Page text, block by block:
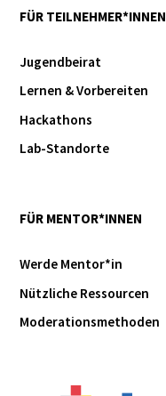
FÜR TEILNEHMER*INNEN
Jugendbeirat
Lernen & Vorbereiten
Hackathons
Lab-Standorte
FÜR MENTOR*INNEN
Werde Mentor*in
Nützliche Ressourcen
Moderationsmethoden